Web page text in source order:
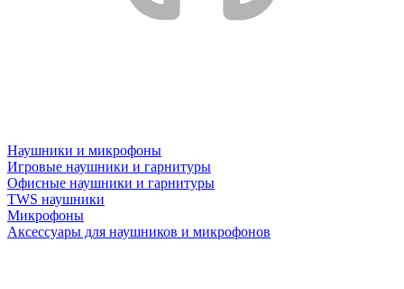
Наушники и микрофоны
Игровые наушники и гарнитуры
Офисные наушники и гарнитуры
TWS наушники
Микрофоны
Аксессуары для наушников и микрофонов